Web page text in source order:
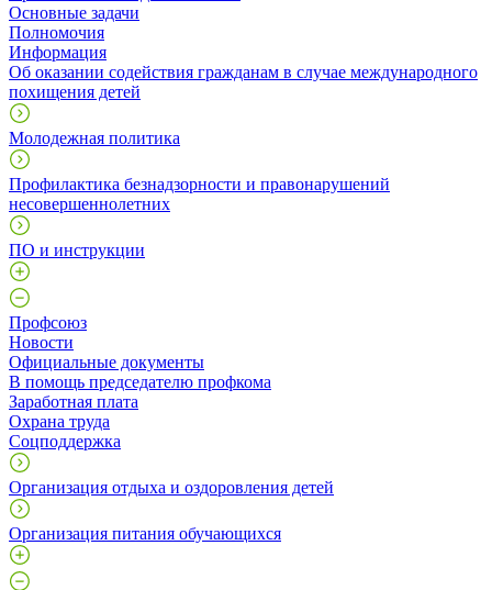
Основные задачи
Полномочия
Информация
Об оказании содействия гражданам в случае международного
похищения детей
Молодежная политика
Профилактика безнадзорности и правонарушений
несовершеннолетних
ПО и инструкции
Профcоюз
Новости
Официальные документы
В помощь председателю профкома
Заработная плата
Охрана труда
Соцподдержка
Организация отдыха и оздоровления детей
Организация питания обучающихся